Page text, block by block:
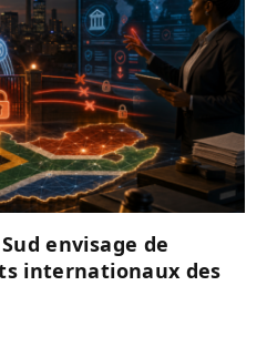
envisage de
internationaux des